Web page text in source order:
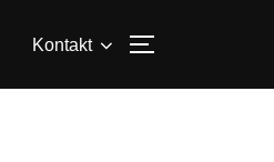
Kontakt